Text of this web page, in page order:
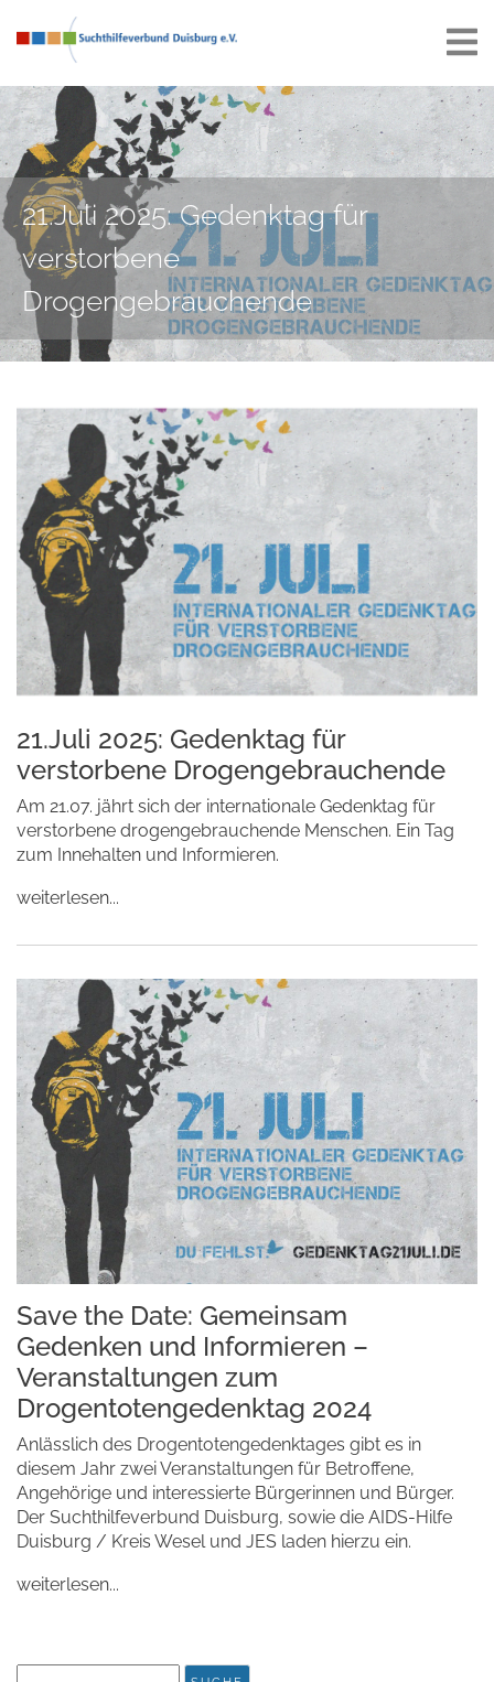
21.Juli 2025: Gedenktag für
verstorbene
Drogengebrauchende
21.Juli 2025: Gedenktag für
verstorbene Drogengebrauchende
Am 21.07. jährt sich der internationale Gedenktag für
verstorbene drogengebrauchende Menschen. Ein Tag
zum Innehalten und Informieren.
weiterlesen...
Save the Date: Gemeinsam
Gedenken und Informieren –
Veranstaltungen zum
Drogentotengedenktag 2024
Anlässlich des Drogentotengedenktages gibt es in
diesem Jahr zwei Veranstaltungen für Betroffene,
Angehörige und interessierte Bürgerinnen und Bürger.
Der Suchthilfeverbund Duisburg, sowie die AIDS-Hilfe
Duisburg / Kreis Wesel und JES laden hierzu ein.
weiterlesen...